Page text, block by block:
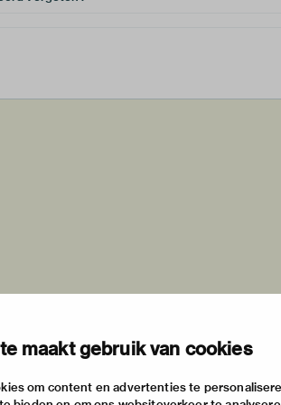
maakt gebruik van cookies
om content en advertenties te